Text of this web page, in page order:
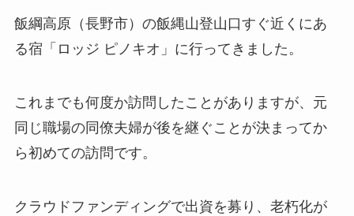
飯綱高原（長野市）の飯縄山登山口すぐ近くにあ
る宿「ロッジ ピノキオ」に行ってきました。
これまでも何度か訪問したことがありますが、元
同じ職場の同僚夫婦が後を継ぐことが決まってか
ら初めての訪問です。
クラウドファンディングで出資を募り、老朽化が